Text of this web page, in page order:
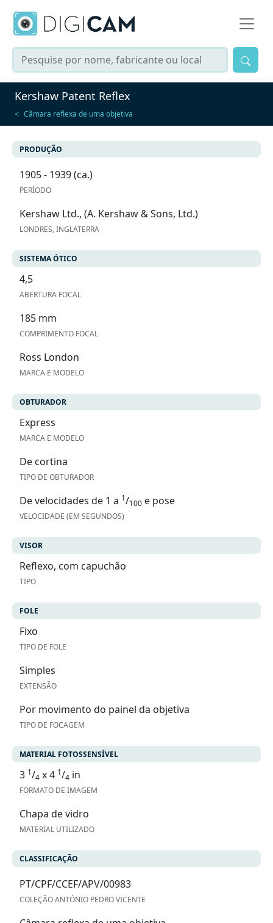
Kershaw Patent Reflex
Câmara reflexa de uma objetiva
PRODUÇÃO
1905 - 1939 (ca.)
PERÍODO
Kershaw Ltd., (A. Kershaw & Sons, Ltd.)
LONDRES, INGLATERRA
SISTEMA ÓTICO
4,5
ABERTURA FOCAL
185 mm
COMPRIMENTO FOCAL
Ross London
MARCA E MODELO
OBTURADOR
Express
MARCA E MODELO
De cortina
TIPO DE OBTURADOR
De velocidades de 1 a 1/100 e pose
VELOCIDADE (EM SEGUNDOS)
VISOR
Reflexo, com capuchão
TIPO
FOLE
Fixo
TIPO DE FOLE
Simples
EXTENSÃO
Por movimento do painel da objetiva
TIPO DE FOCAGEM
MATERIAL FOTOSSENSÍVEL
3 1/4 x 4 1/4 in
FORMATO DE IMAGEM
Chapa de vidro
MATERIAL UTILIZADO
CLASSIFICAÇÃO
PT/CPF/CCEF/APV/00983
COLEÇÃO ANTÓNIO PEDRO VICENTE